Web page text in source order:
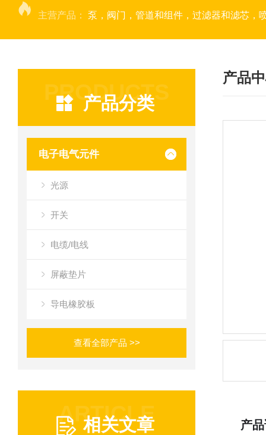
主营产品： 泵，阀门，管道和组件，过滤器和滤芯，
PRODUCTS
产品分类
电子电气元件
光源
开关
电缆/电线
屏蔽垫片
导电橡胶板
查看全部产品 >>
ARTICLE
相关文章
产品
产